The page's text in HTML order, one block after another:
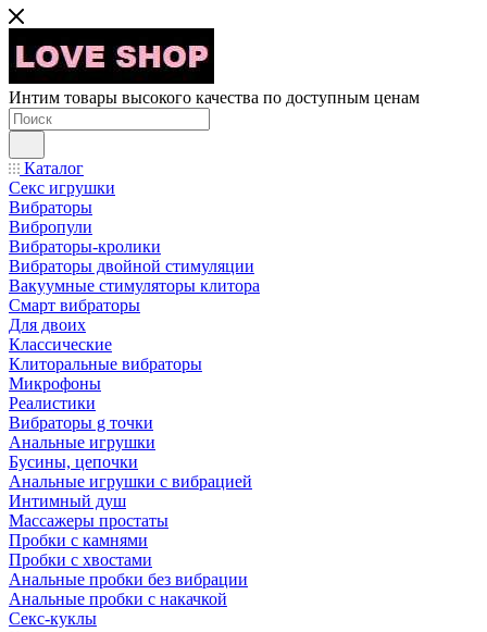
Интим товары высокого качества по доступным ценам
Каталог
Секс игрушки
Вибраторы
Вибропули
Вибраторы-кролики
Вибраторы двойной стимуляции
Вакуумные стимуляторы клитора
Смарт вибраторы
Для двоих
Классические
Клиторальные вибраторы
Микрофоны
Реалистики
Вибраторы g точки
Анальные игрушки
Бусины, цепочки
Анальные игрушки с вибрацией
Интимный душ
Массажеры простаты
Пробки с камнями
Пробки с хвостами
Анальные пробки без вибрации
Анальные пробки с накачкой
Секс-куклы